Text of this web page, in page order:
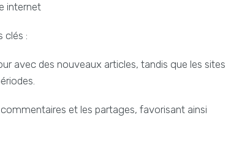
internet
clés :
avec des nouveaux articles, tandis que les sites
et les partages, favorisant ainsi